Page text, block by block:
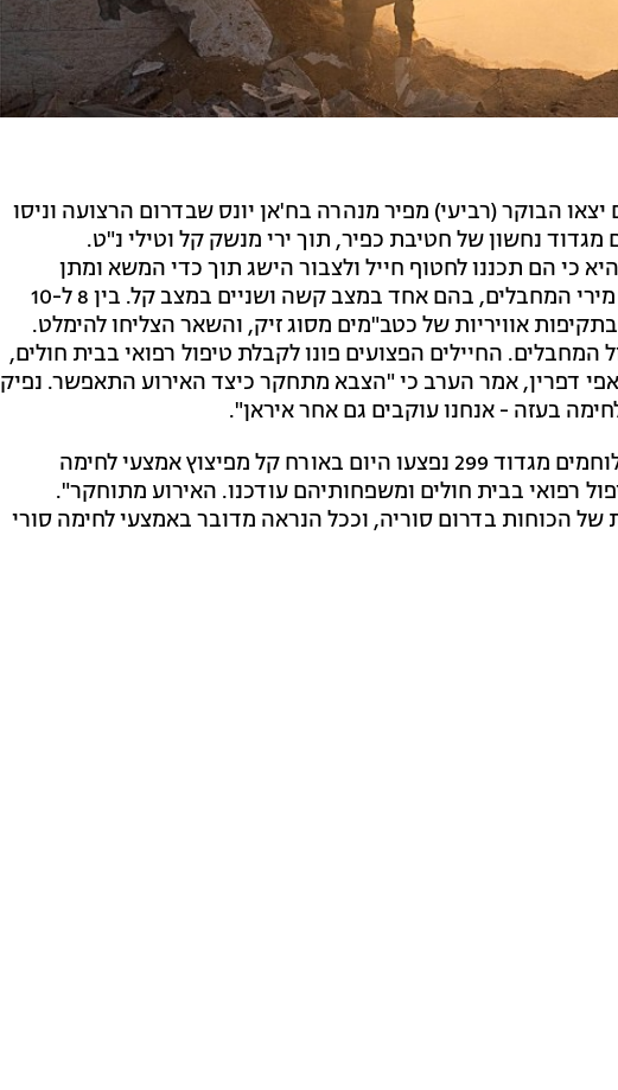
מחבלים יצאו הבוקר (רביעי) מפיר מנהרה בח'אן יונס שבדרום הרצועה וניסו
נחשון של חטיבת כפיר, תוך ירי מנשק קל וטילי נ"ט.
כי הם תכננו לחטוף חייל ולצבור הישג תוך כדי המשא ומתן
לעסקה. שלושה לוחמים מהגדוד נפצעו מירי המחבלים, בהם אחד במצב קשה ושניים במצב קל. בין 8 ל-10
אוויריות של כטב"מים מסוג זיק, והשאר הצליחו להימלט.
החיילים הפצועים פונו לקבלת טיפול רפואי בבית חולים,
דפרין, אמר הערב כי "הצבא מתחקר כיצד האירוע התאפשר. נפיק
בעזה - אנחנו עוקבים גם אחר איראן".
בתוך כך, מדובר צה"ל נמסר כי ארבעה לוחמים מגדוד 299 נפצעו היום באורח קל מפיצוץ אמצעי לחימה
רפואי בבית חולים ומשפחותיהם עודכנו. האירוע מתוחקר".
הכוחות בדרום סוריה, וככל הנראה מדובר באמצעי לחימה סורי